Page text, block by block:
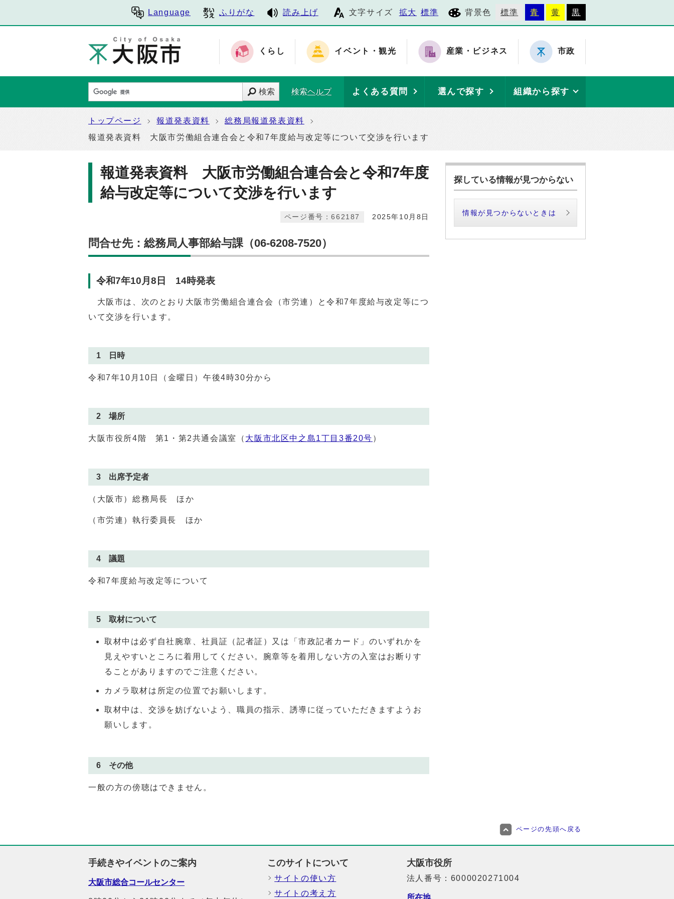
Language ふりがな 読み上げ 文字サイズ 拡大 標準 背景色 標準 青 黄 黒
くらし イベント・観光 産業・ビジネス 市政
検索 検索ヘルプ よくある質問 選んで探す 組織から探す
トップページ 報道発表資料
総務局報道発表資料
報道発表資料 大阪市労働組合連合会と令和7年度給与改定等について交渉を行います
報道発表資料 大阪市労働組合連合会と令和7年度
給与改定等について交渉を行います
2025年10月8日
ページ番号：662187
問合せ先：総務局人事部給与課（06‐6208‐7520）
令和7年10月8日 14時発表
大阪市は、次のとおり大阪市労働組合連合会（市労連）と令和7年度給与改定等につ
いて交渉を行います。
1 日時
令和7年10月10日（金曜日）午後4時30分から
2 場所
大阪市役所4階 第1・第2共通会議室（ 大阪市北区中之島1丁目3番20号 ）
3 出席予定者
（大阪市）総務局長 ほか
（市労連）執行委員長 ほか
4 議題
令和7年度給与改定等について
5 取材について
取材中は必ず自社腕章、社員証（記者証）又は「市政記者カード」のいずれかを
見えやすいところに着用してください。腕章等を着用しない方の入室はお断りす
ることがありますのでご注意ください。
カメラ取材は所定の位置でお願いします。
取材中は、交渉を妨げないよう、職員の指示、誘導に従っていただきますようお
願いします。
6 その他
一般の方の傍聴はできません。
探している情報が見つからない
情報が見つからないときは
ページの先頭へ戻る
手続きやイベントのご案内
大阪市総合コールセンター
このサイトについて
サイトの使い方
サイトの考え方
大阪市役所
法人番号：6000020271004
所在地